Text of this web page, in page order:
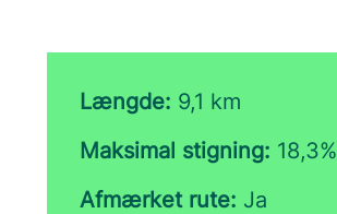
Længde: 9,1 km
Maksimal stigning: 18,3%
Afmærket rute: Ja